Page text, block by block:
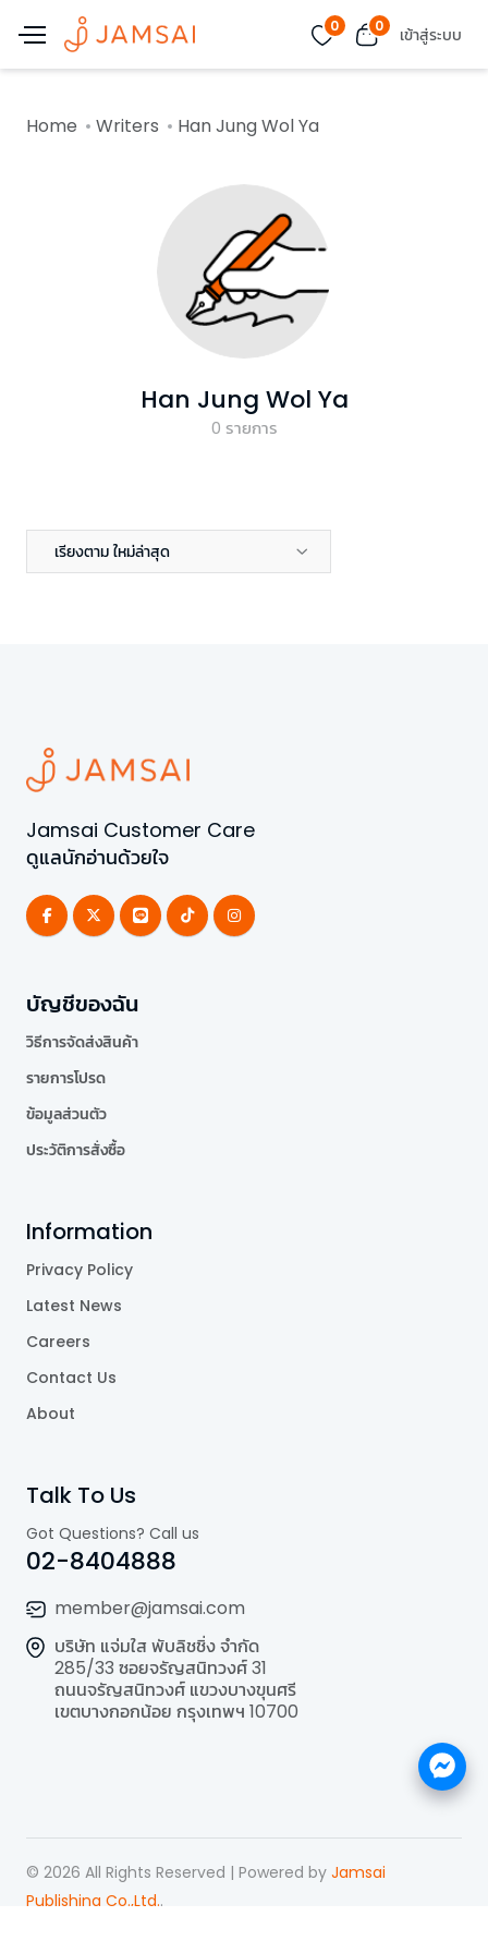
0 0 เข้าสู่ระบบ
Home Writers Han Jung Wol Ya
Han Jung Wol Ya
0 รายการ
เรียงตาม ใหม่ล่าสุด
Jamsai Customer Care
ดูแลนักอ่านด้วยใจ
บัญชีของฉัน
วิธีการจัดส่งสินค้า
รายการโปรด
ข้อมูลส่วนตัว
ประวัติการสั่งซื้อ
Information
Privacy Policy
Latest News
Careers
Contact Us
About
Talk To Us
Got Questions? Call us
02-8404888
member@jamsai.com
บริษัท แจ่มใส พับลิชชิ่ง จำกัด
285/33 ซอยจรัญสนิทวงศ์ 31
ถนนจรัญสนิทวงศ์ แขวงบางขุนศรี
เขตบางกอกน้อย กรุงเทพฯ 10700
© 2026 All Rights Reserved | Powered by Jamsai
Publishing Co.,Ltd..